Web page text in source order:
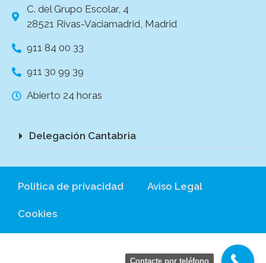
C. del Grupo Escolar, 4
28521 Rivas-Vaciamadrid, Madrid
911 84 00 33
911 30 99 39
Abierto 24 horas
Delegación Cantabria
Política de privacidad Aviso Legal
Cookies
Contacte por teléfono